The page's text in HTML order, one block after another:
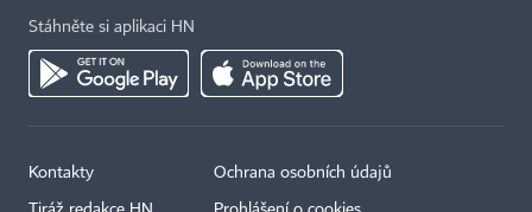
Stáhněte si aplikaci HN
Kontakty Ochrana osobních údajů